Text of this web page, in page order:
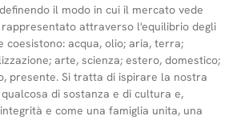
il modo in cui il mercato vede
attraverso l'equilibrio degli
coesistono: acqua, olio; aria, terra;
arte, scienza; estero, domestico;
presente. Si tratta di ispirare la nostra
di sostanza e di cultura e,
e come una famiglia unita, una